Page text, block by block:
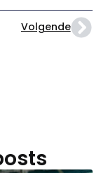
Volgende